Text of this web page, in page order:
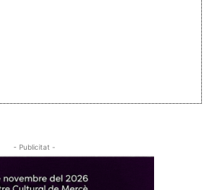
- Publicitat -